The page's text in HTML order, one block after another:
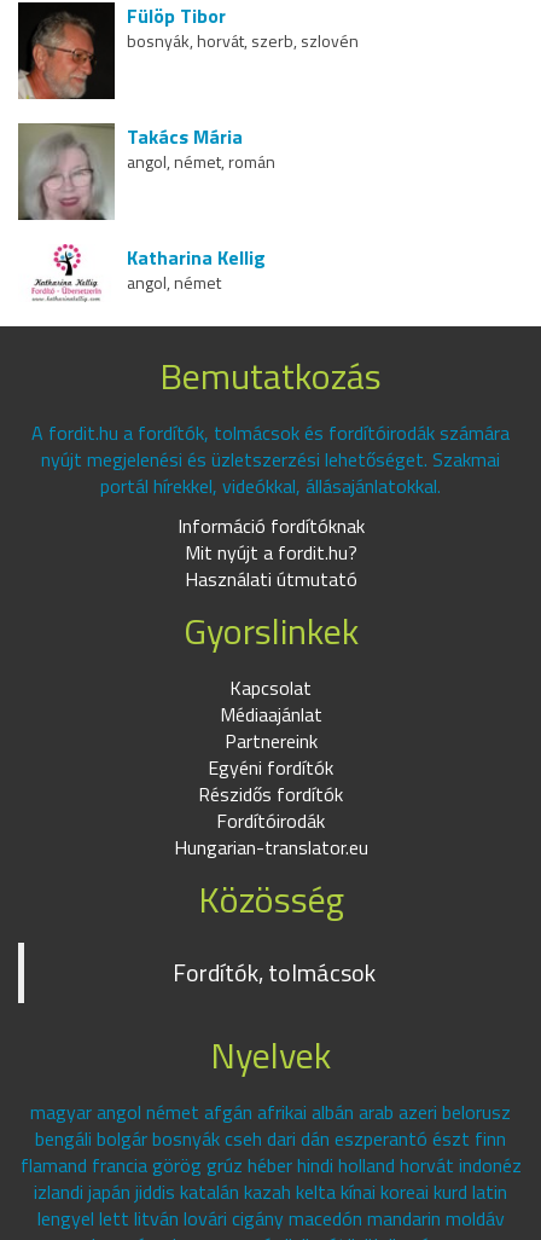
Fülöp Tibor
bosnyák, horvát, szerb, szlovén
Takács Mária
angol, német, román
Katharina Kellig
angol, német
Bemutatkozás
A fordit.hu a fordítók, tolmácsok és fordítóirodák számára
nyújt megjelenési és üzletszerzési lehetőséget. Szakmai
portál hírekkel, videókkal, állásajánlatokkal.
Információ fordítóknak
Mit nyújt a fordit.hu?
Használati útmutató
Gyorslinkek
Kapcsolat
Médiaajánlat
Partnereink
Egyéni fordítók
Részidős fordítók
Fordítóirodák
Hungarian-translator.eu
Közösség
Fordítók, tolmácsok
Nyelvek
magyar angol német afgán afrikai albán arab azeri belorusz
bengáli bolgár bosnyák cseh dari dán eszperantó észt finn
flamand francia görög grúz héber hindi holland horvát indonéz
izlandi japán jiddis katalán kazah kelta kínai koreai kurd latin
lengyel lett litván lovári cigány macedón mandarin moldáv